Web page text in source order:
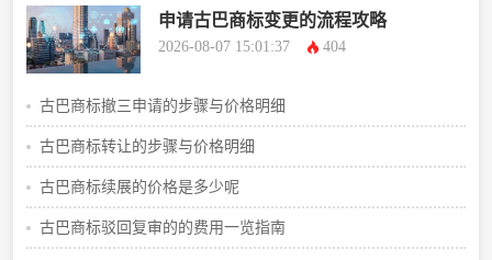
申请古巴商标变更的流程攻略
2026-08-07 15:01:37 404
古巴商标撤三申请的步骤与价格明细
古巴商标转让的步骤与价格明细
古巴商标续展的价格是多少呢
古巴商标驳回复审的的费用一览指南